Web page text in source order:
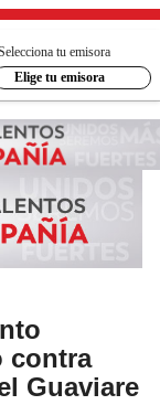
tu emisora
Elige tu emisora
contra
Guaviare